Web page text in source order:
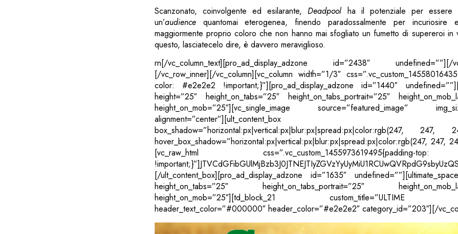
Scanzonato, coinvolgente ed esilarante,Deadpool ha il potenziale per essere
un’audiencequantomai eterogenea, finendo paradossalmente per incuriosire
maggiormente proprio coloro che non hanno mai sfogliato un fumetto di supereroi in
questo, lasciatecelo dire, è davvero meraviglioso.
rn[/vc_column_text][pro_ad_display_adzone id=”2438″ undefined=””][/
[/vc_row_inner][/vc_column][vc_column width=”1/3″
color: #e2e2e2 !important;}”][pro_ad_display_adzone id=”1440″
height=”25″ height_on_tabs=”25″ height_on_tabs_portrait=”25″
height_on_mob=”25″][vc_single_image source=”featured_image”
alignment=”center”][ult_content_box
box_shadow=”horizontal:px|vertical:px|blur:px|spread:px|color:rgb(247, 247,
hover_box_shadow=”horizontal:px|vertical:px|blur:px|spread:px|color:rgb(247, 247,
[vc_raw_html
[/ult_content_box][pro_ad_display_adzone id=”1635″
height_on_tabs=”25″ height_on_tabs_portrait=”25″
height_on_mob=”25″][td_block_21 custom_title=”ULTIME
header_text_color=”#000000″ header_color=”#e2e2e2″ category_id=”203″][/